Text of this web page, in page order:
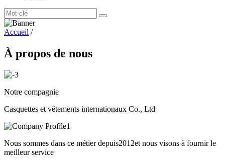
Accueil /
À propos de nous
Notre compagnie
Casquettes et vêtements internationaux Co., Ltd
Nous sommes dans ce métier depuis2012et nous visons à fournir le
meilleur service